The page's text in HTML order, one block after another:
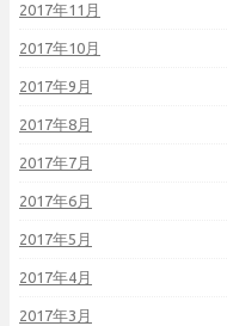
2017年11月
2017年10月
2017年9月
2017年8月
2017年7月
2017年6月
2017年5月
2017年4月
2017年3月